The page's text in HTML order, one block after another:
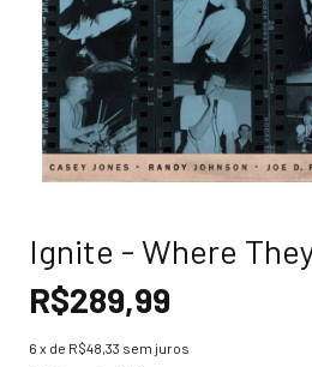
Ignite - Where
R$289,99
6 x de R$48,33 sem juros